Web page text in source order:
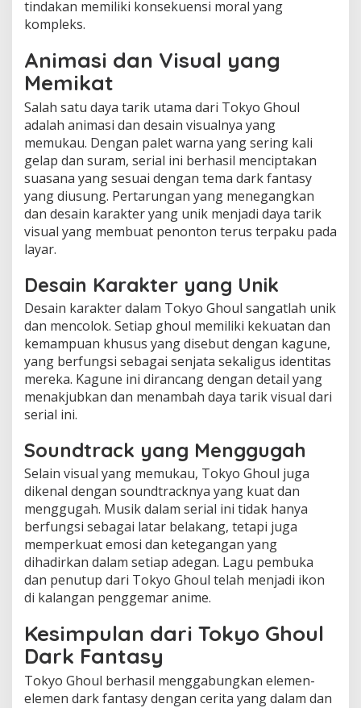
tindakan memiliki konsekuensi moral yang
kompleks.
Animasi dan Visual yang
Memikat
Salah satu daya tarik utama dari Tokyo Ghoul
adalah animasi dan desain visualnya yang
memukau. Dengan palet warna yang sering kali
gelap dan suram, serial ini berhasil menciptakan
suasana yang sesuai dengan tema dark fantasy
yang diusung. Pertarungan yang menegangkan
dan desain karakter yang unik menjadi daya tarik
visual yang membuat penonton terus terpaku pada
layar.
Desain Karakter yang Unik
Desain karakter dalam Tokyo Ghoul sangatlah unik
dan mencolok. Setiap ghoul memiliki kekuatan dan
kemampuan khusus yang disebut dengan kagune,
yang berfungsi sebagai senjata sekaligus identitas
mereka. Kagune ini dirancang dengan detail yang
menakjubkan dan menambah daya tarik visual dari
serial ini.
Soundtrack yang Menggugah
Selain visual yang memukau, Tokyo Ghoul juga
dikenal dengan soundtracknya yang kuat dan
menggugah. Musik dalam serial ini tidak hanya
berfungsi sebagai latar belakang, tetapi juga
memperkuat emosi dan ketegangan yang
dihadirkan dalam setiap adegan. Lagu pembuka
dan penutup dari Tokyo Ghoul telah menjadi ikon
di kalangan penggemar anime.
Kesimpulan dari Tokyo Ghoul
Dark Fantasy
Tokyo Ghoul berhasil menggabungkan elemen-
elemen dark fantasy dengan cerita yang dalam dan